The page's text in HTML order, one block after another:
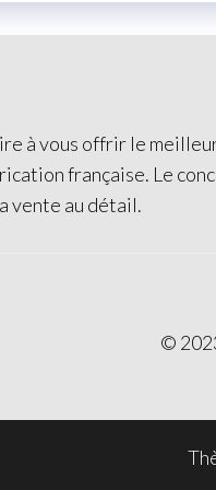
à vous offrir le
française. Le
vente au détail.
©